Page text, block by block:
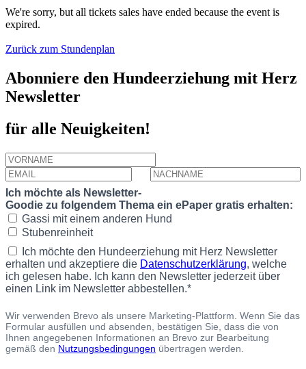
We're sorry, but all tickets sales have ended because the event is
expired.
Zurück zum Stundenplan
Abonniere den Hundeerziehung mit Herz
Newsletter
für alle Neuigkeiten!
Ich möchte als Newsletter-
Goodie zu folgendem Thema ein ePaper gratis erhalten:
Gassi mit einem anderen Hund
Stubenreinheit
Ich möchte den Hundeerziehung mit Herz Newsletter
erhalten und akzeptiere die Datenschutzerklärung, welche
ich gelesen habe. Ich kann den Newsletter jederzeit über
einen Link im Newsletter abbestellen.*
Wir verwenden Brevo als unsere Marketing-Plattform. Wenn Sie das
Formular ausfüllen und absenden, bestätigen Sie, dass die von
Ihnen angegebenen Informationen an Brevo zur Bearbeitung
gemäß den Nutzungsbedingungen übertragen werden.